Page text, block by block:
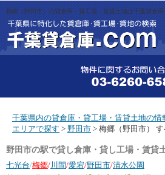
梅郷（野田市）の貸倉庫・貸工場・賃貸土地は千葉貸倉庫
千葉県内の貸倉庫・貸工場・賃貸土地の情
エリアで探す > 野田市 > 梅郷（野田市）
野田市の駅で貸し倉庫・貸し工場・賃貸
七光台/梅郷/川間/愛宕/野田市/清水公園